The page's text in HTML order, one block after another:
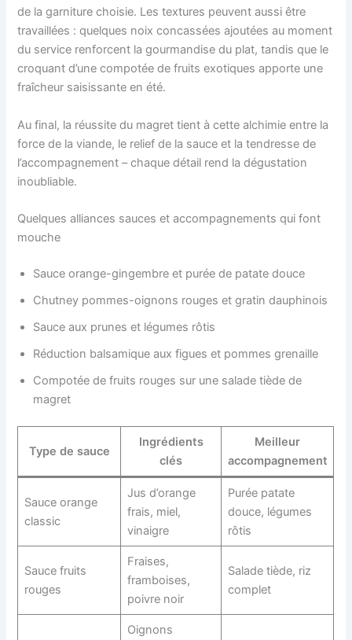
de la garniture choisie. Les textures peuvent aussi être
travaillées : quelques noix concassées ajoutées au moment
du service renforcent la gourmandise du plat, tandis que le
croquant d’une compotée de fruits exotiques apporte une
fraîcheur saisissante en été.
Au final, la réussite du magret tient à cette alchimie entre la
force de la viande, le relief de la sauce et la tendresse de
l’accompagnement – chaque détail rend la dégustation
inoubliable.
Quelques alliances sauces et accompagnements qui font
mouche
Sauce orange-gingembre et purée de patate douce
Chutney pommes-oignons rouges et gratin dauphinois
Sauce aux prunes et légumes rôtis
Réduction balsamique aux figues et pommes grenaille
Compotée de fruits rouges sur une salade tiède de
magret
Type de sauce
Ingrédients
clés
Meilleur
accompagnement
Sauce orange
classic
Jus d’orange
frais, miel,
vinaigre
Purée patate
douce, légumes
rôtis
Sauce fruits
rouges
Fraises,
framboises,
poivre noir
Salade tiède, riz
complet
Oignons